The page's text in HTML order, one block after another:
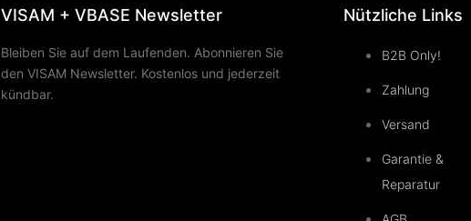
VISAM + VBASE Newsletter
Bleiben Sie auf dem Laufenden. Abonnieren Sie
den VISAM Newsletter. Kostenlos und jederzeit
kündbar.
Nützliche Links
B2B Only!
Zahlung
Versand
Garantie &
Reparatur